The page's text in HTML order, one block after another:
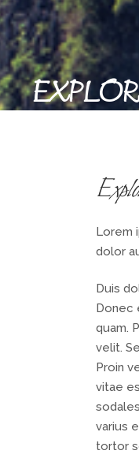
Lorem
dolor
Duis
Donec
quam.
velit.
Proin
vitae
varius
tortor